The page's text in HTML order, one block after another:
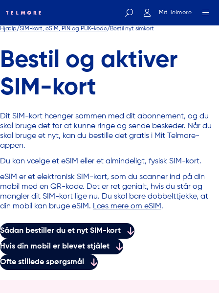
Mit Telmore
Hjælp SIM-kort, eSIM, PIN og PUK-kode Bestil nyt simkort
Bestil og aktiver
SIM-kort
Dit SIM-kort hænger sammen med dit abonnement, og du
skal bruge det for at kunne ringe og sende beskeder. Når du
skal bruge et nyt, kan du bestille det gratis i Mit Telmore-
appen.
Du kan vælge et eSIM eller et almindeligt, fysisk SIM-kort.
eSIM er et elektronisk SIM-kort, som du scanner ind på din
mobil med en QR-kode. Det er ret genialt, hvis du står og
mangler dit SIM-kort lige nu. Du skal bare dobbelttjekke, at
din mobil kan bruge eSIM. Læs mere om eSIM.
Sådan bestiller du et nyt SIM-kort
Hvis din mobil er blevet stjålet
Ofte stillede spørgsmål